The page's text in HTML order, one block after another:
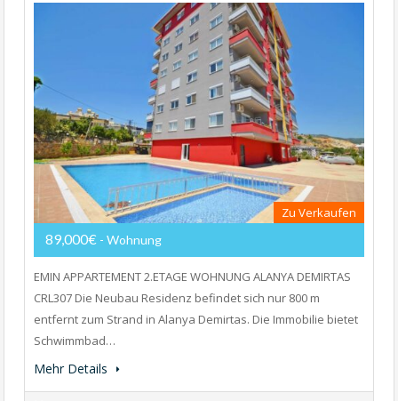
Zu Verkaufen
89,000€ - Wohnung
EMIN APPARTEMENT 2.ETAGE WOHNUNG ALANYA DEMIRTAS
CRL307 Die Neubau Residenz befindet sich nur 800 m
entfernt zum Strand in Alanya Demirtas. Die Immobilie bietet
Schwimmbad…
Mehr Details